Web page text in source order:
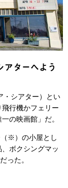
アターへよう
シアター）とい
行機かフェリー
の映画館」だ。
※）の小屋とし
ボクシングマッ
った。